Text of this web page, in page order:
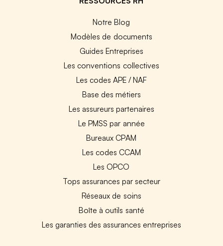
Notre Blog
Modèles de documents
Guides Entreprises
Les conventions collectives
Les codes APE / NAF
Base des métiers
Les assureurs partenaires
Le PMSS par année
Bureaux CPAM
Les codes CCAM
Les OPCO
Tops assurances par secteur
Réseaux de soins
Boîte à outils santé
Les garanties des assurances entreprises